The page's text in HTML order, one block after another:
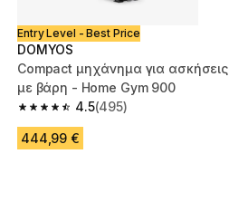
Entry Level - Best Price
DOMYOS
Compact μηχάνημα για ασκήσεις
με βάρη - Home Gym 900
4.5
4.5 out of 5 stars from 495 reviews
(495)
444,99 €